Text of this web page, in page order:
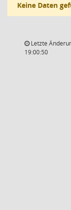
Keine Daten
Letzte
19:00:50